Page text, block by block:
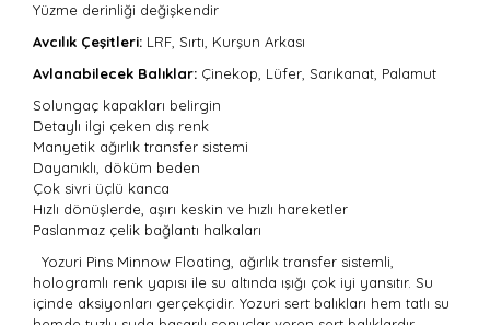
Yüzme derinliği değişkendir
Avcılık Çeşitleri: LRF, Sırtı, Kurşun Arkası
Avlanabilecek Balıklar: Çinekop, Lüfer, Sarıkanat, Palamut
Solungaç kapakları belirgin
Detaylı ilgi çeken dış renk
Manyetik ağırlık transfer sistemi
Dayanıklı, döküm beden
Çok sivri üçlü kanca
Hızlı dönüşlerde, aşırı keskin ve hızlı hareketler
Paslanmaz çelik bağlantı halkaları
Yozuri Pins Minnow Floating, ağırlık transfer sistemli,
hologramlı renk yapısı ile su altında ışığı çok iyi yansıtır. Su
içinde aksiyonları gerçekçidir. Yozuri sert balıkları hem tatlı su